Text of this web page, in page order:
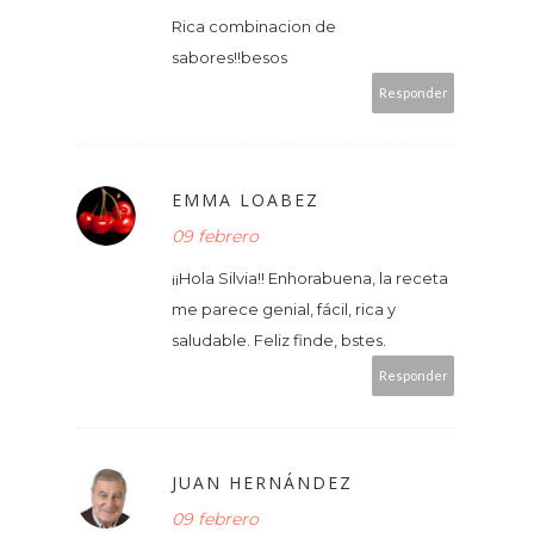
Rica combinacion de
sabores!!besos
Responder
EMMA LOABEZ
09 febrero
¡¡Hola Silvia!! Enhorabuena, la receta
me parece genial, fácil, rica y
saludable. Feliz finde, bstes.
Responder
JUAN HERNÁNDEZ
09 febrero